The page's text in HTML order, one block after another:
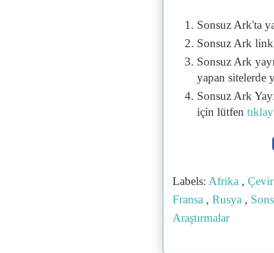
Sonsuz Ark'ta
Sonsuz Ark
Sonsuz Ark
yapan sitelerde
Sonsuz Ark
için lütfen
Labels: Afrika ,
Fransa , Rusya ,
Araştırmalar